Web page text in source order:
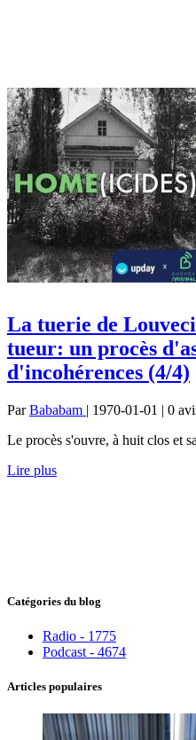
La tuerie de
tueur: un procès
d'incohérences (4/4)
ParBababam | 1970-01-01 | 0
Le procès s'ouvre, à huit clos et
Lire plus
Catégories du blog
Radio - 1775
Podcast - 4674
Articles populaires